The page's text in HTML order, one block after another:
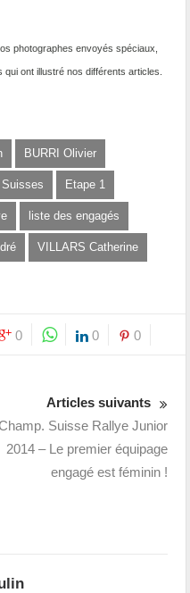
photographes envoyés spéciaux,
ont illustré nos différents articles.
BURRI Olivier
Etape 1
liste des engagés
VILLARS Catherine
0 0 0
Articles suivants
Suisse Rallye Junior
2014 – Le premier équipage
engagé est féminin !